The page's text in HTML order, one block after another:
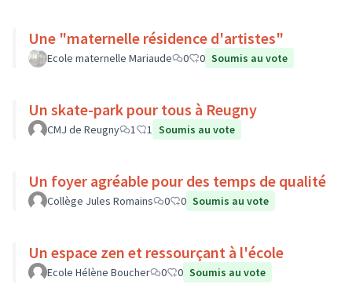
Une "maternelle résidence d'artistes"
Ecole maternelle Mariaude 0 0 Soumis au vote
Un skate-park pour tous à Reugny
CMJ de Reugny 1 1 Soumis au vote
Un foyer agréable pour des temps de qualité
Collège Jules Romains 0 0 Soumis au vote
Un espace zen et ressourçant à l'école
Ecole Hélène Boucher 0 0 Soumis au vote